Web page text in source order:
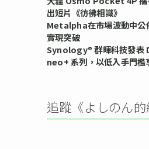
出短片《彷彿相識》
Metalpha在市場波動中公
實現突破
Synology® 群暉科技發
neo+ 系列，以低入手門檻
追蹤《よしのん的